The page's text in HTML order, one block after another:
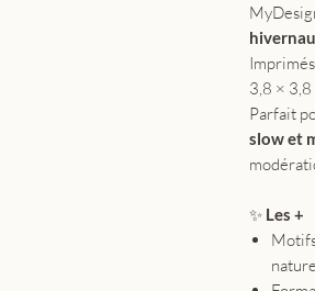
3,8 × 3,8
Parfait
slow et
✨ Les +